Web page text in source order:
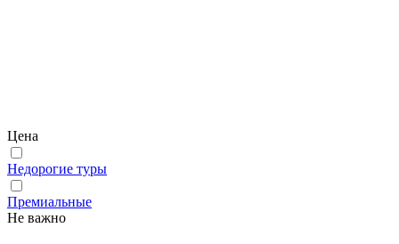
Цена
Недорогие туры
Премиальные
Не важно